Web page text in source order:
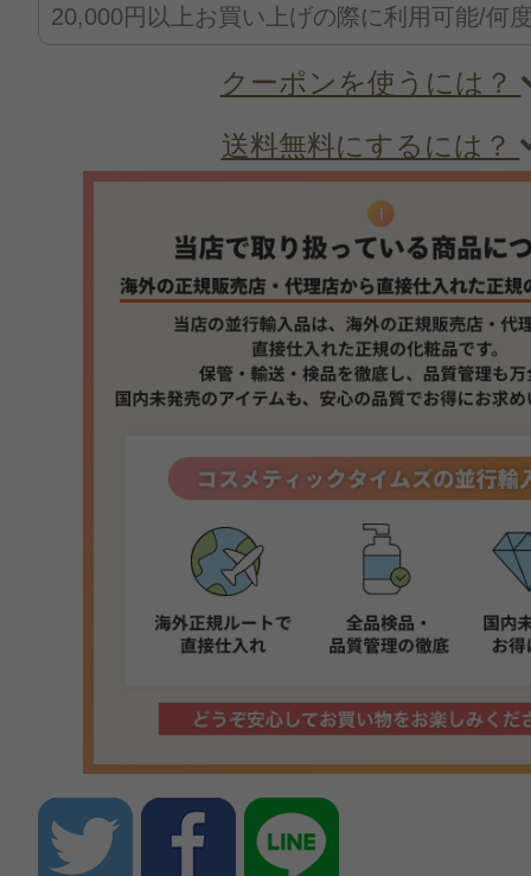
20,000円以上お買い上げの際に利用可能/何
クーポンを使うには？
送料無料にするには？